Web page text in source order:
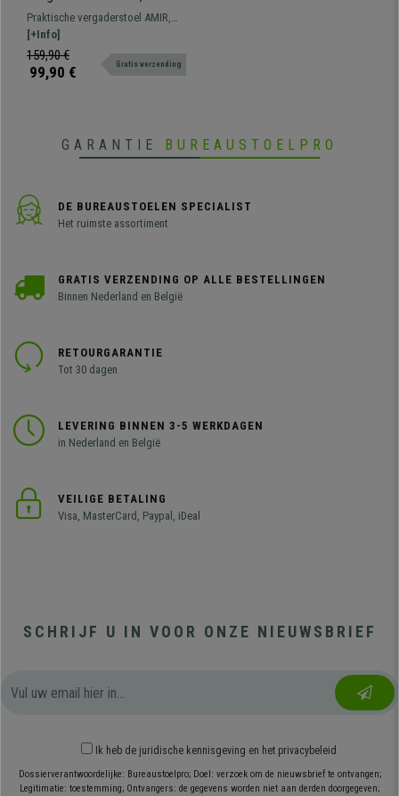
en Praktisch, Stapelbaar,
Kleur Zwart
Praktische vergaderstoel AMIR,
spectaculair design om
wachtkamers of vergaderruimtes
een modern karakter te geven.
[+Info]
159,90 €
99,90 € Gratis verzending
GARANTIE BUREAUSTOELPRO
DE BUREAUSTOELEN SPECIALIST
Het ruimste assortiment
GRATIS VERZENDING OP ALLE BESTELLINGEN
Binnen Nederland en België
RETOURGARANTIE
Tot 30 dagen
LEVERING BINNEN 3-5 WERKDAGEN
in Nederland en België
VEILIGE BETALING
Visa, MasterCard, Paypal, iDeal
SCHRIJF U IN VOOR ONZE NIEUWSBRIEF
Ik heb de juridische kennisgeving en het privacybeleid
Dossierverantwoordelijke: Bureaustoelpro; Doel: verzoek om de nieuwsbrief te ontvangen;
Legitimatie: toestemming; Ontvangers: de gegevens worden niet aan derden doorgegeven;